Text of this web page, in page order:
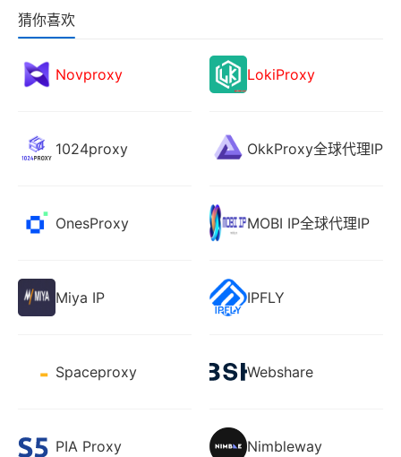
猜你喜欢
Novproxy LokiProxy
1024proxy OkkProxy全球代理IP
OnesProxy MOBI IP全球代理IP
Miya IP IPFLY
Spaceproxy Webshare
PIA Proxy Nimbleway